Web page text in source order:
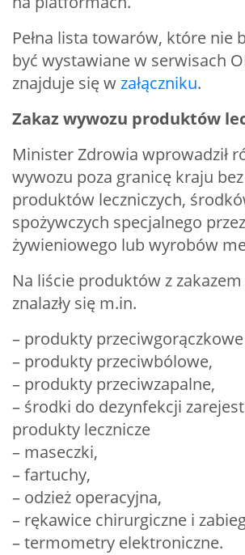
Pełna lista towarów, które nie
być wystawiane w serwisach
znajduje się wzałączniku.
Zakaz wywozu produktów
Minister Zdrowia wprowadził
wywozu poza granicę kraju
produktów leczniczych,
spożywczych specjalnego
żywieniowego lub wyrobów
Na liście produktów z
znalazły się m.in.
– produkty przeciwgorączkowe
– produkty przeciwbólowe,
– produkty przeciwzapalne,
– środki do dezynfekcji
produkty lecznicze
– maseczki,
– fartuchy,
– odzież operacyjna,
– rękawice chirurgiczne i
– termometry elektroniczne.